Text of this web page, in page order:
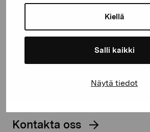
Kiellä
Salli kaikki
Näytä tiedot
10600 Ekenäs
proartibus@proartibus.fi
+358 (0)50 371 6339
Kontakta oss